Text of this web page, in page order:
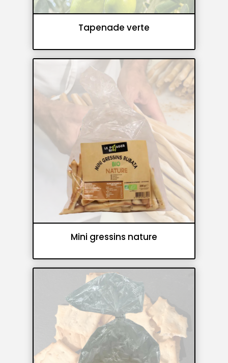
Tapenade verte
Tapenades Tartinables
Mini gressins nature
Gressins et flûtes croustillantes
Panifications